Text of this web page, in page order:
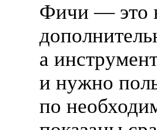
Фичи — это
а
и нужно
по